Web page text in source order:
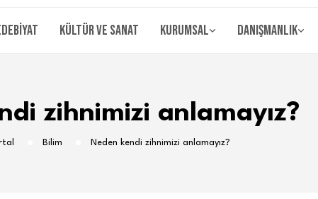
Kültür ve Sanat Kurumsal Danışmanlık
zihnimizi anlamayız?
Bilim Neden kendi zihnimizi anlamayız?